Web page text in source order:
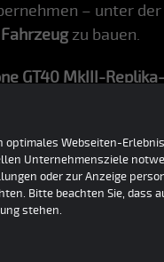
– unter der
zu bauen.
GT40 MkIII-
von Ford
er die
MkI- und
GT40-
GT40
optimales Webseiten-
Unternehmensziele
oder zur Anzeige
Bitte beachten Sie,
stehen.